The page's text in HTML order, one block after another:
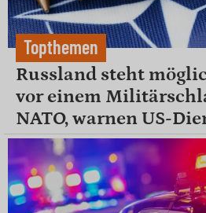
Topthemen
Russland steht
vor einem
NATO, warnen US-